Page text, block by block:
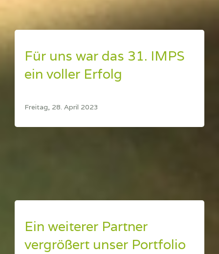
Für uns war das 31. IMPS
ein voller Erfolg
Freitag, 28. April 2023
Ein weiterer Partner
vergrößert unser Portfolio